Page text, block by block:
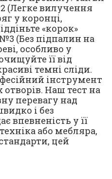
(Легке вилучення
у коронці,
«корок»
(Без підпалин на
особливо у
її від
темні сліди.
інструмент
Наш тест на
перевагу над
і без
впевненість у її
або мебляра,
цей